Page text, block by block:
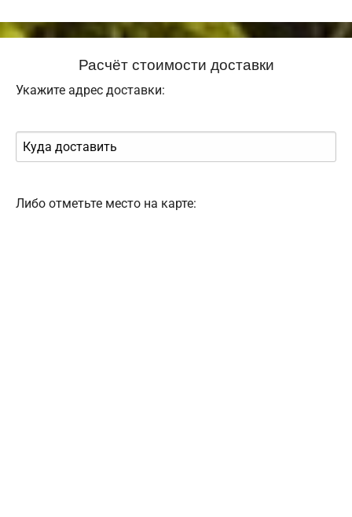
Расчёт стоимости доставки
Укажите адрес доставки:
Либо отметьте место на карте: